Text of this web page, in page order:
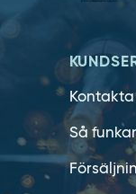
Kontakta
Så